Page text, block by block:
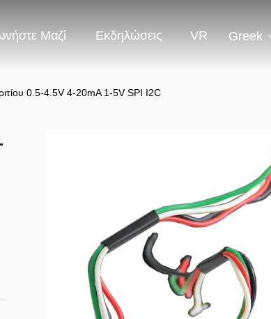
Μαζί Εκδηλώσεις VR Greek
0.5-4.5V 4-20mA 1-5V SPI I2C